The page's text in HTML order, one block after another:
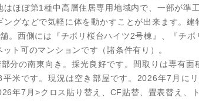
はほぼ第1種中高層住居専用地域内で、一部が準
ングなどで気軽に体を動かすことが出来ます。建
。西側には『チボリ桜台ハイツ2号棟』、『チボ
ト可のマンションです（諸条件有り）。
分の南東向き。採光良好です。間取りは専有面
米です。現況は空き部屋です。2026年7月にリ
年7月>クロス貼り替え、CF貼替、畳表替え、